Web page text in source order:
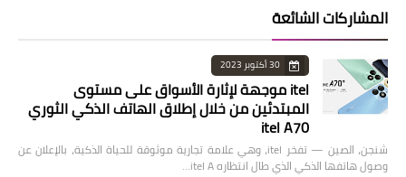
المشاركات الشائعة
30 أكتوبر 2023
itel موجهة لإثارة الأسواق على مستوى
المبتدئين من خلال إطلاق الهاتف الذكي الثوري
itel A70
شنجن، الصين — تفخر itel، وهي علامة تجارية موثوقة للحياة الذكية، بالإعلان عن
وصول هاتفها الذكي الذي طال انتظاره itel A…